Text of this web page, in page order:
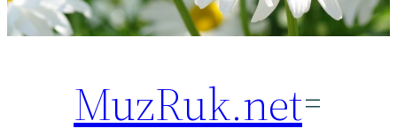
MuzRuk.net